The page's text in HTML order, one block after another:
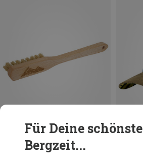
Du sparst 20%
Für Deine schönste
Bergzeit...